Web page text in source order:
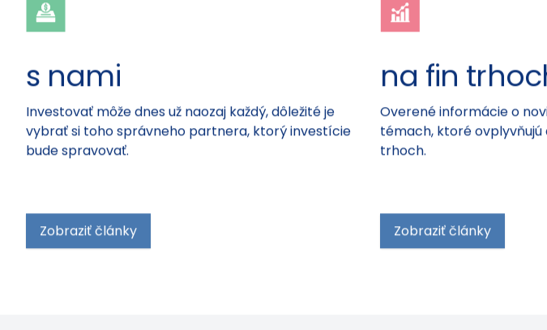
s nami
Investovať môže dnes už naozaj každý, dôležité je
vybrať si toho správneho partnera, ktorý investície
bude spravovať.
Zobraziť články
na fin
Overené informácie o
témach, ktoré ovplyvňujú
trhoch.
Zobraziť články